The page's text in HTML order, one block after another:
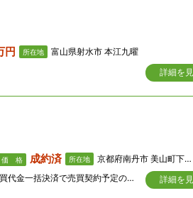
円 所在地
富山県射水市 本江九曜
詳細を
価 格 成約済 所在地
京都府南丹市 美山町下吉田稲荷
２０２５年１月１３日付けで購入申し込みにつき、売買代金一括決済で売買契約予定の商談中となりました。宮脇の交差点から車で約2分 トンネルの手前で東側へスロープで降りて行けば、そのまま道なりで到着します。アウトドア・ライフの基地として、または遊び場スペースとして、お手ごろ価格です。ご予算に応じてリフォームされてみては、如何ですか
詳細を